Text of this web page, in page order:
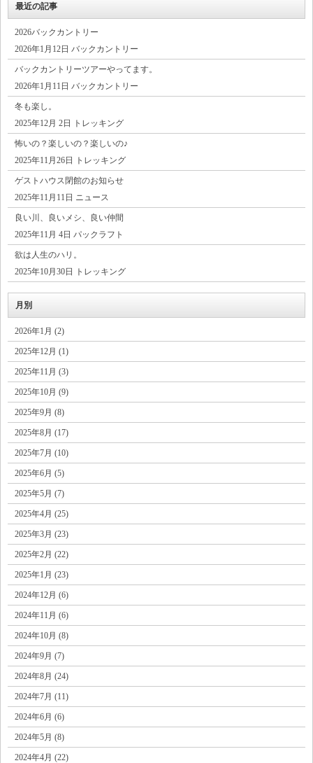
最近の記事
2026バックカントリー
2026年1月12日 バックカントリー
バックカントリーツアーやってます。
2026年1月11日 バックカントリー
冬も楽し。
2025年12月 2日 トレッキング
怖いの？楽しいの？楽しいの♪
2025年11月26日 トレッキング
ゲストハウス閉館のお知らせ
2025年11月11日 ニュース
良い川、良いメシ、良い仲間
2025年11月 4日 パックラフト
欲は人生のハリ。
2025年10月30日 トレッキング
月別
2026年1月 (2)
2025年12月 (1)
2025年11月 (3)
2025年10月 (9)
2025年9月 (8)
2025年8月 (17)
2025年7月 (10)
2025年6月 (5)
2025年5月 (7)
2025年4月 (25)
2025年3月 (23)
2025年2月 (22)
2025年1月 (23)
2024年12月 (6)
2024年11月 (6)
2024年10月 (8)
2024年9月 (7)
2024年8月 (24)
2024年7月 (11)
2024年6月 (6)
2024年5月 (8)
2024年4月 (22)